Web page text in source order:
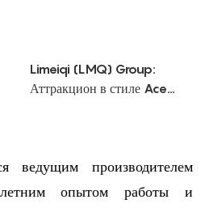
Limeiqi (LMQ) Group:
Аттракцион в стиле Ace
ведущим производителем
опытом работы и